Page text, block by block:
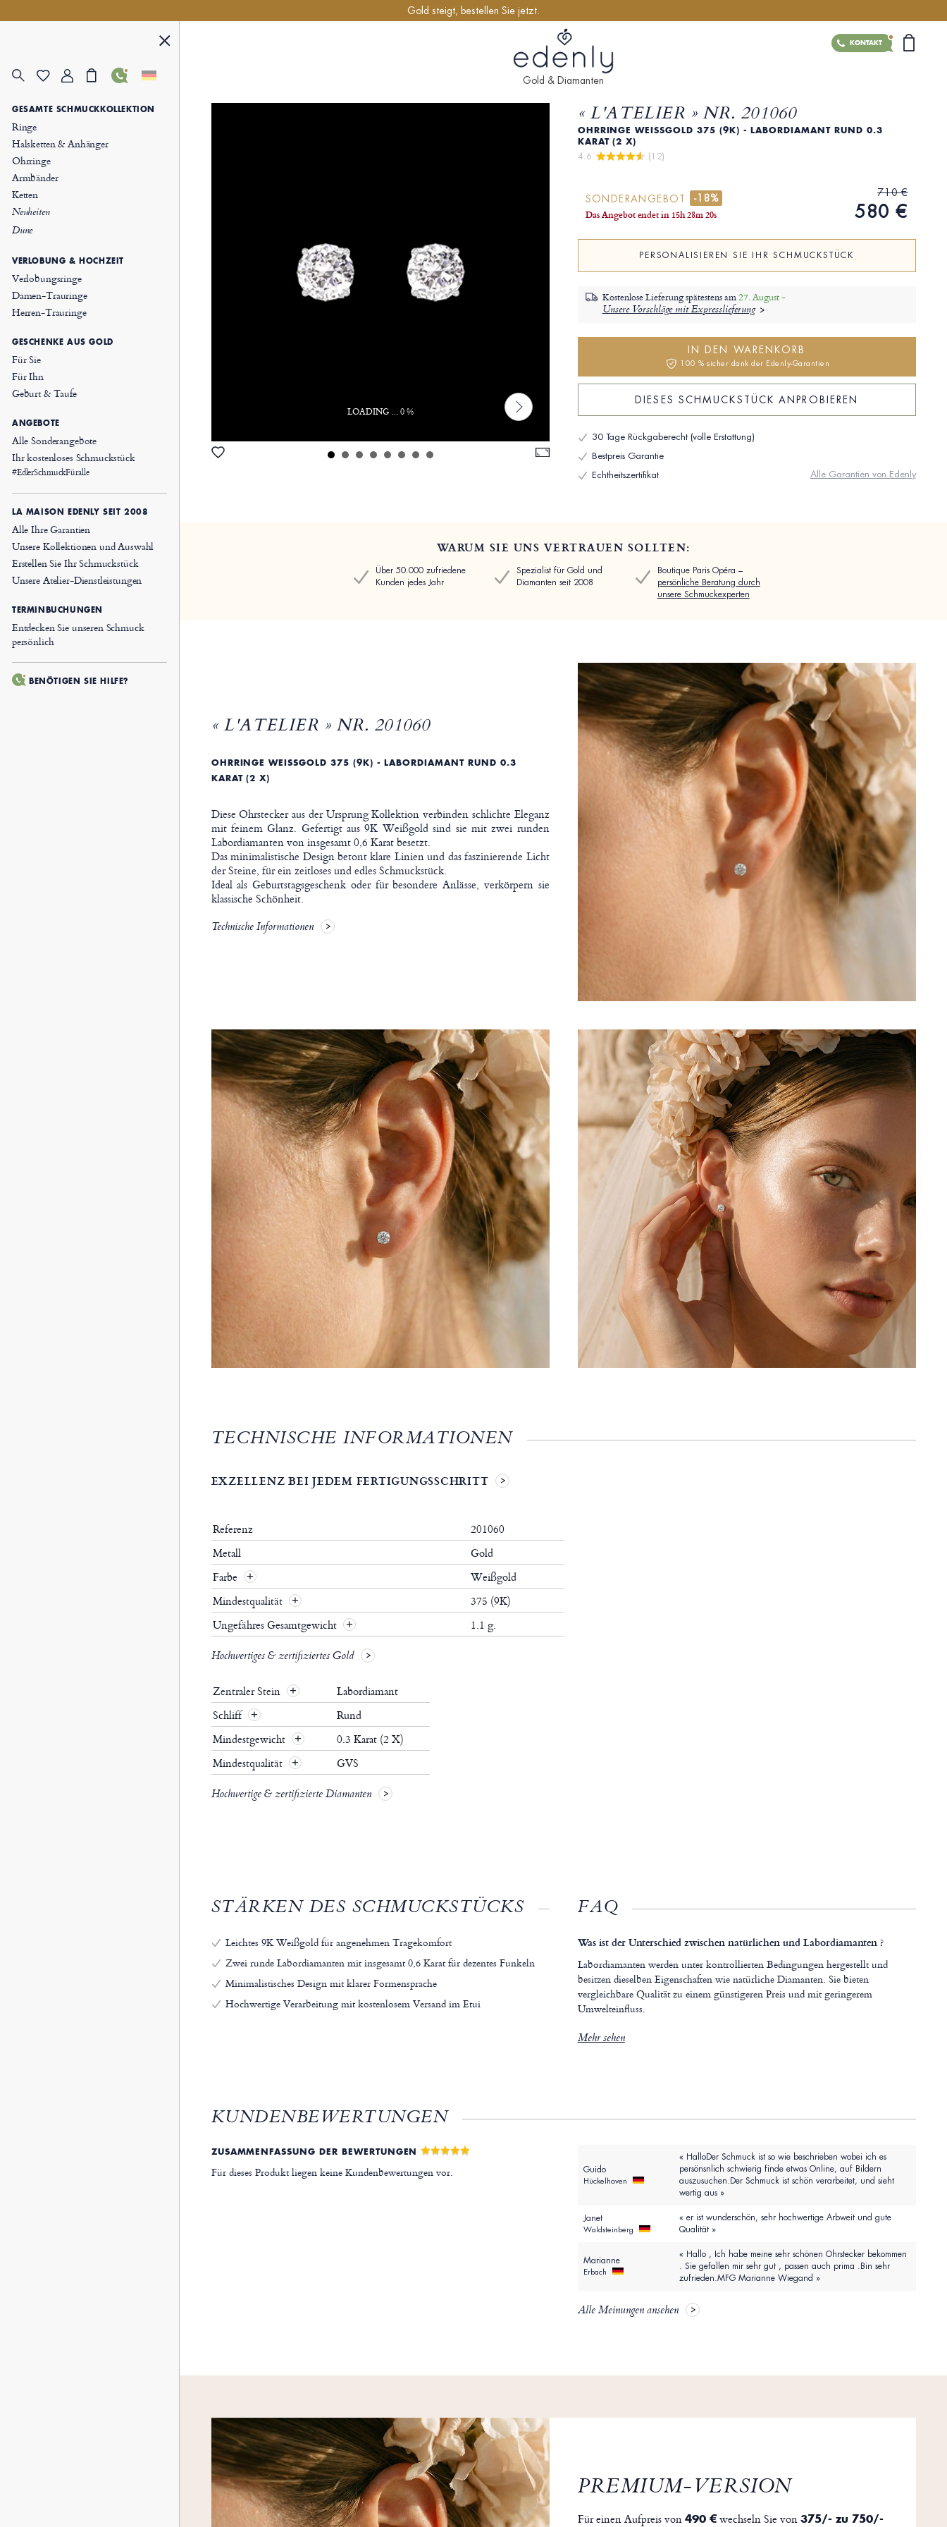
GESAMTE SCHMUCKKOLLEKTION
Ringe
Halsketten & Anhänger
Ohrringe
Armbänder
Ketten
Neuheiten
Dune
VERLOBUNG & HOCHZEIT
Verlobungsringe
Damen-Trauringe
Herren-Trauringe
GESCHENKE AUS GOLD
Für Sie
Für Ihn
Geburt & Taufe
ANGEBOTE
Alle Sonderangebote
Ihr kostenloses Schmuckstück
#EdlerSchmuckFüralle
LA MAISON EDENLY SEIT 2008
Alle Ihre Garantien
Unsere Kollektionen und Auswahl
Erstellen Sie Ihr Schmuckstück
Unsere Atelier-Dienstleistungen
TERMINBUCHUNGEN
Entdecken Sie unseren Schmuck
persönlich
BENÖTIGEN SIE HILFE?
Gold steigt, bestellen Sie jetzt.
KONTAKT
Gold & Diamanten
LOADING ... 0 %
« L'ATELIER » NR. 201060
OHRRINGE WEISSGOLD 375 (9K) - LABORDIAMANT RUND 0.3 K
ARAT (2 X)
4.6 (12)
SONDERANGEBOT
-18%
Das Angebot endet in 15h28m18s
710 €
580 €
PERSONALISIEREN SIE IHR SCHMUCKSTÜCK
Kostenlose Lieferung spätestens am27. August -
Unsere Vorschläge mit Expresslieferung
IN DEN WARENKORB
100 % sicher dank der Edenly-Garantien
DIESES SCHMUCKSTÜCK ANPROBIEREN
30 Tage Rückgaberecht (volle Erstattung)
Bestpreis Garantie
Echtheitszertifikat
Alle Garantien von Edenly
WARUM SIE UNS VERTRAUEN SOLLTEN:
Über 50.000 zufriedene
Kunden jedes Jahr
Spezialist für Gold und
Diamanten seit 2008
Boutique Paris Opéra –
persönliche Beratung durch
unsere Schmuckexperten
« L'ATELIER » NR. 201060
OHRRINGE WEISSGOLD 375 (9K) - LABORDIAMANT RUND 0.3 K
ARAT (2 X)
Diese Ohrstecker aus der Ursprung Kollektion verbinden schlichte Eleganz
mit feinem Glanz. Gefertigt aus 9K Weißgold sind sie mit zwei runden
Labordiamanten von insgesamt 0,6 Karat besetzt.
Das minimalistische Design betont klare Linien und das faszinierende Licht
der Steine, für ein zeitloses und edles Schmuckstück.
Ideal als Geburtstagsgeschenk oder für besondere Anlässe, verkörpern sie
klassische Schönheit.
Technische Informationen
TECHNISCHE INFORMATIONEN
EXZELLENZ BEI JEDEM FERTIGUNGSSCHRITT
Referenz
201060
Metall
Gold
Farbe
Weißgold
Mindestqualität
375 (9K)
Ungefähres Gesamtgewicht
1.1 g.
Hochwertiges & zertifiziertes Gold
Zentraler Stein
Labordiamant
Schliff
Rund
Mindestgewicht
0.3 Karat (2 X)
Mindestqualität
GVS
Hochwertige & zertifizierte Diamanten
STÄRKEN DES SCHMUCKSTÜCKS
Leichtes 9K Weißgold für angenehmen Tragekomfort
Zwei runde Labordiamanten mit insgesamt 0,6 Karat für dezentes Funkeln
Minimalistisches Design mit klarer Formensprache
Hochwertige Verarbeitung mit kostenlosem Versand im Etui
FAQ
Was ist der Unterschied zwischen natürlichen und Labordiamanten ?
Labordiamanten werden unter kontrollierten Bedingungen hergestellt und
besitzen dieselben Eigenschaften wie natürliche Diamanten. Sie bieten
vergleichbare Qualität zu einem günstigeren Preis und mit geringerem
Umwelteinfluss.
Mehr sehen
KUNDENBEWERTUNGEN
ZUSAMMENFASSUNG DER BEWERTUNGEN
Für dieses Produkt liegen keine Kundenbewertungen vor. Guido
Hückelhoven
« HalloDer Schmuck ist so wie beschrieben wobei ich es
persönsnlich schwierig finde etwas Online, auf Bildern
auszusuchen.Der Schmuck ist schön verarbeitet, und sieht
wertig aus »
Janet
Waldsteinberg
« er ist wunderschön, sehr hochwertige Arbweit und gute
Qualität »
Marianne
Erbach
« Hallo , Ich habe meine sehr schönen Ohrstecker bekommen
. Sie gefallen mir sehr gut , passen auch prima .Bin sehr
zufrieden.MFG Marianne Wiegand »
Alle Meinungen ansehen
PREMIUM-VERSION
Für einen Aufpreis von 490 €wechseln Sie von 375/- zu 750/-